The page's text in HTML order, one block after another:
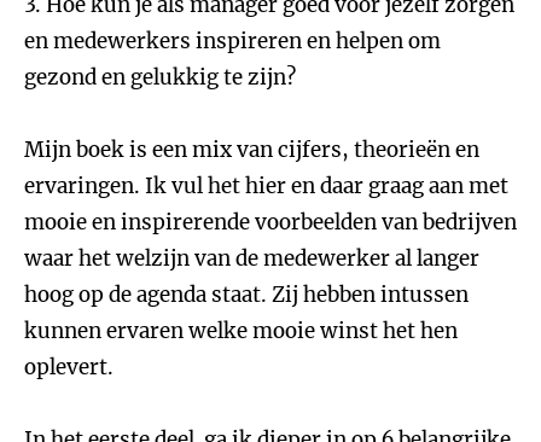
en medewerkers inspireren en helpen om
gezond en gelukkig te zijn?
Mijn boek is een mix van cijfers, theorieën en
ervaringen. Ik vul het hier en daar graag aan met
mooie en inspirerende voorbeelden van bedrijven
waar het welzijn van de medewerker al langer
hoog op de agenda staat. Zij hebben intussen
kunnen ervaren welke mooie winst het hen
oplevert.